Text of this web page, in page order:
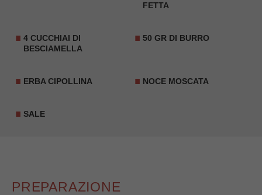
FETTA
4 CUCCHIAI DI
BESCIAMELLA
50 GR DI BURRO
ERBA CIPOLLINA NOCE MOSCATA
SALE
PREPARAZIONE